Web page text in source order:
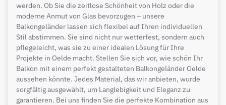
werden. Ob Sie die zeitlose Schönheit von Holz oder die
moderne Anmut von Glas bevorzugen – unsere
Balkongeländer lassen sich flexibel auf Ihren individuellen
Stil abstimmen. Sie sind nicht nur wetterfest, sondern auch
pflegeleicht, was sie zu einer idealen Lösung für Ihre
Projekte in Oelde macht. Stellen Sie sich vor, wie schön Ihr
Balkon mit einem perfekt gestalteten Balkongeländer Oelde
aussehen könnte. Jedes Material, das wir anbieten, wurde
sorgfältig ausgewählt, um Langlebigkeit und Eleganz zu
garantieren. Bei uns finden Sie die perfekte Kombination aus